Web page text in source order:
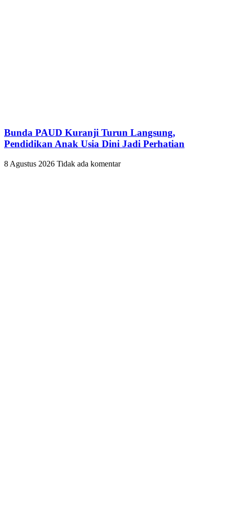
Bunda PAUD Kuranji Turun Langsung,
Pendidikan Anak Usia Dini Jadi Perhatian
8 Agustus 2026 Tidak ada komentar